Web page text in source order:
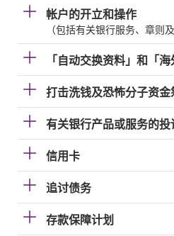
帐户的开立和操作
（包括有关银行服务、章则
「自动交换资料」和「
打击洗钱及恐怖分子资金
有关银行产品或服务的投
信用卡
追讨债务
存款保障计划